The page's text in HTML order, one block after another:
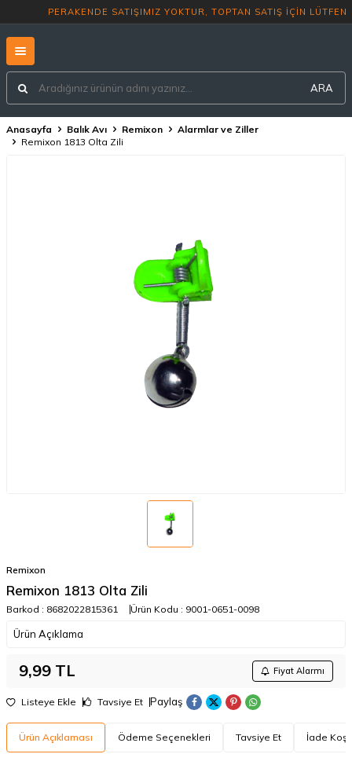
PERAKENDE SATIŞIMIZ YOKTUR,
ARA
Anasayfa Balık Avı Remixon
Alarmlar ve Ziller
Remixon 1813 Olta Zili
Remixon
Remixon 1813 Olta Zili
Barkod : 8682022815361 Ürün Kodu : 9001-0651-0098
Ürün Açıklama
9,99 TL Fiyat Alarmı
Listeye Ekle Tavsiye Et Paylaş
Ürün Açıklaması Ödeme Seçenekleri Tavsiye Et İade